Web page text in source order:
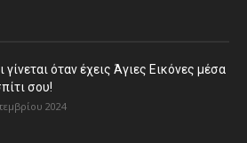
γίνεται όταν έχεις Άγιες Εικόνες μέσα
σου!
2024